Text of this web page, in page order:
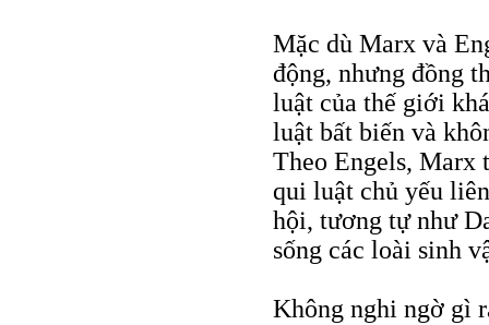
Mặc dù Marx và
động, nhưng đồng
luật của thế giới
luật bất biến và
Theo Engels, Marx
qui luật chủ yếu
hội, tương tự như
sống các loài sinh
Không nghi ngờ gì